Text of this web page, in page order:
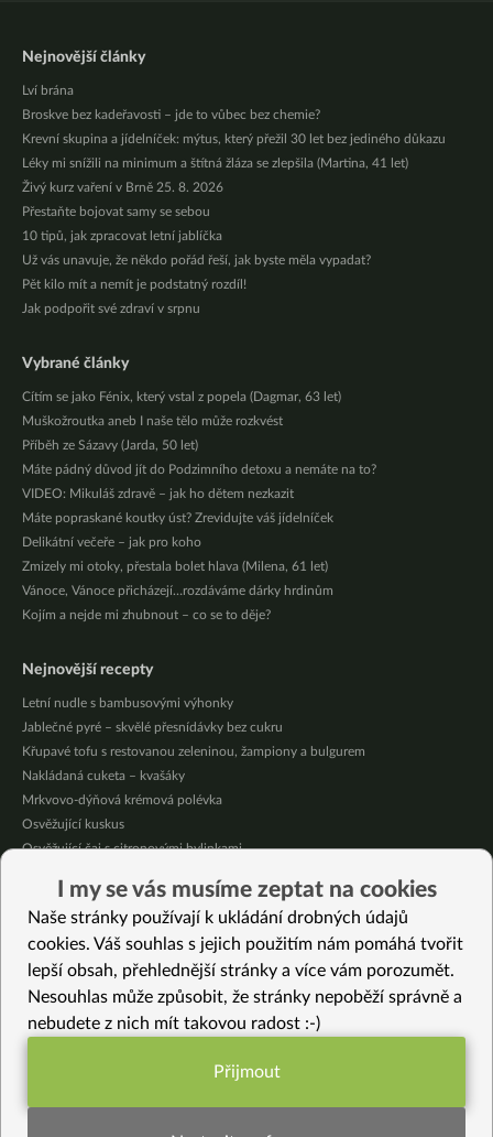
Nejnovější články
Lví brána
Broskve bez kadeřavosti – jde to vůbec bez chemie?
Krevní skupina a jídelníček: mýtus, který přežil 30 let bez jediného důkazu
Léky mi snížili na minimum a štítná žláza se zlepšila (Martina, 41 let)
Živý kurz vaření v Brně 25. 8. 2026
Přestaňte bojovat samy se sebou
10 tipů, jak zpracovat letní jablíčka
Už vás unavuje, že někdo pořád řeší, jak byste měla vypadat?
Pět kilo mít a nemít je podstatný rozdíl!
Jak podpořit své zdraví v srpnu
Vybrané články
Cítím se jako Fénix, který vstal z popela (Dagmar, 63 let)
Muškožroutka aneb I naše tělo může rozkvést
Příběh ze Sázavy (Jarda, 50 let)
Máte pádný důvod jít do Podzimního detoxu a nemáte na to?
VIDEO: Mikuláš zdravě – jak ho dětem nezkazit
Máte popraskané koutky úst? Zrevidujte váš jídelníček
Delikátní večeře – jak pro koho
Zmizely mi otoky, přestala bolet hlava (Milena, 61 let)
Vánoce, Vánoce přicházejí…rozdáváme dárky hrdinům
Kojím a nejde mi zhubnout – co se to děje?
Nejnovější recepty
Letní nudle s bambusovými výhonky
Jablečné pyré – skvělé přesnídávky bez cukru
Křupavé tofu s restovanou zeleninou, žampiony a bulgurem
Nakládaná cuketa – kvašáky
Mrkvovo-dýňová krémová polévka
Osvěžující kuskus
Osvěžující čaj s citronovými bylinkami
Čokoládové muffiny s mangovým krémem
Meruňky a jablka v citrónovém želé
Vybrané recepty
Dýnová italská piadina
Brokolicový pilaf s rozinkami
I my se vás musíme zeptat na cookies
Naše stránky používají k ukládání drobných údajů
cookies. Váš souhlas s jejich použitím nám pomáhá tvořit
lepší obsah, přehlednější stránky a více vám porozumět.
Nesouhlas může způsobit, že stránky nepoběží správně a
nebudete z nich mít takovou radost :-)
Funkční nastavení potřebujeme (vždy
Přijmout